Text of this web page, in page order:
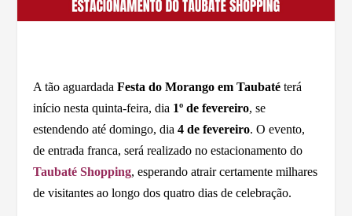
A tão aguardadaFesta do Morango em Taubaté terá
início nesta quinta-feira, dia 1º de fevereiro, se
estendendo até domingo, dia4 de fevereiro. O evento,
de entrada franca, será realizado no estacionamento do
Taubaté Shopping, esperando atrair certamente milhares
de visitantes ao longo dos quatro dias de celebração.